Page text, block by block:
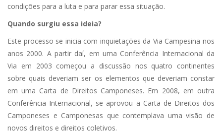
condições para a luta e para parar essa situação.
Quando surgiu essa ideia?
Este processo se inicia com inquietações da Via Campesina nos
anos 2000. A partir daí, em uma Conferência Internacional da
Via em 2003 começou a discussão nos quatro continentes
sobre quais deveriam ser os elementos que deveriam constar
em uma Carta de Direitos Camponeses. Em 2008, em outra
Conferência Internacional, se aprovou a Carta de Direitos dos
Camponeses e Camponesas que contemplava uma visão de
novos direitos e direitos coletivos.